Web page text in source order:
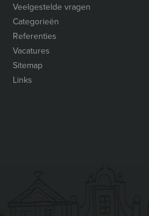
Veelgestelde vragen
Categorieën
Referenties
Vacatures
Sitemap
Links